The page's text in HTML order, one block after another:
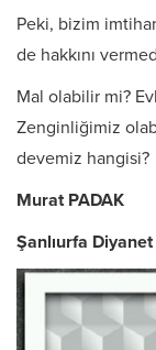
Peki, bizim
de hakkını
Mal olabilir mi?
Zenginliğimiz
devemiz hangisi?
Murat PADAK
Şanlıurfa